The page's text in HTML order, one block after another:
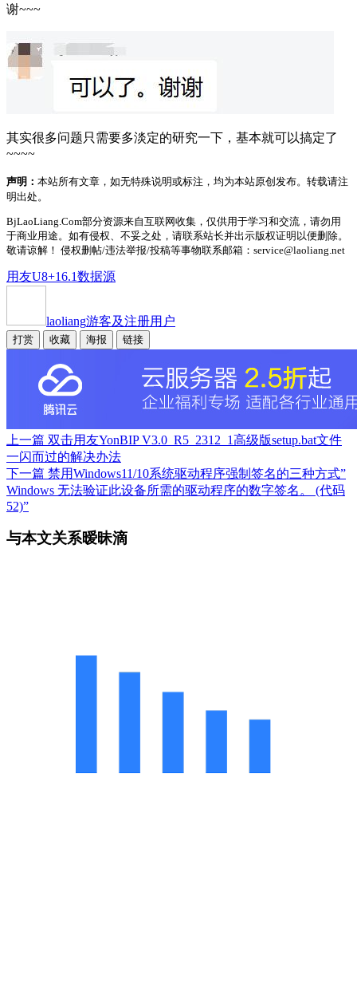
谢~~~
其实很多问题只需要多淡定的研究一下，基本就可以搞定了
~~~~
声明： 本站所有文章，如无特殊说明或标注，均为本站原创发布。转载请注
明出处。
BjLaoLiang.Com部分资源来自互联网收集，仅供用于学习和交流，请勿用
于商业用途。如有侵权、不妥之处，请联系站长并出示版权证明以便删除。
敬请谅解！ 侵权删帖/违法举报/投稿等事物联系邮箱：service@laoliang.net
用友U8+16.1数据源
laoliang游客及注册用户
打赏 收藏 海报 链接
上一篇 双击用友YonBIP V3.0_R5_2312_1高级版setup.bat文件
一闪而过的解决办法
下一篇 禁用Windows11/10系统驱动程序强制签名的三种方式”
Windows 无法验证此设备所需的驱动程序的数字签名。 (代码
52)”
与本文关系暧昧滴